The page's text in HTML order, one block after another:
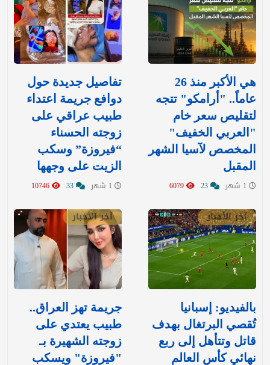
هي الأكبر منذ 26
عاماً.. "أرامكو" تتجه
لتقليص سعر خام
"العربي الخفيف"
المخصص لآسيا الشهر
المقبل
تفاصيل جديدة حول
دوافع جريمة اعتداء
طبيب عراقي على
زوجته الحسناء
“فيروزة” وسكب
الزيت على وجهها
آخر الأخبار
بالفيديو: إسبانيا
تُقصي البرتغال بهدف
قاتل وتتأهل إلى ربع
نهائي كأس العالم
آخر الأخبار
جريمة تهز العراق..
طبيب يعتدي على
زوجته الشهيرة بـ
"فيروزة" ويسكب